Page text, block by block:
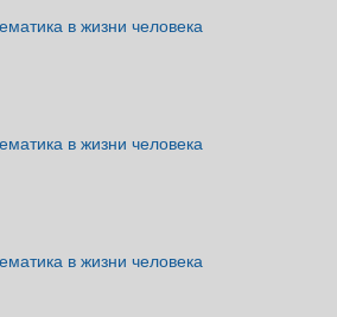
в жизни человека
в жизни человека
в жизни человека